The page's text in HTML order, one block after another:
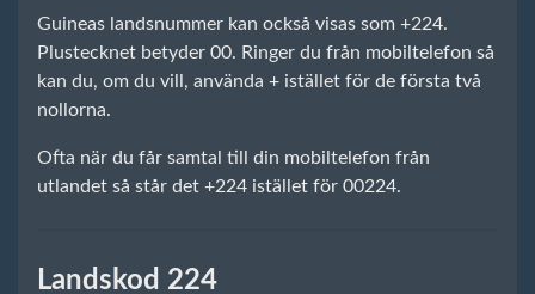
Guineas landsnummer kan också visas som +224.
Plustecknet betyder 00. Ringer du från mobiltelefon så
kan du, om du vill, använda + istället för de första två
nollorna.
Ofta när du får samtal till din mobiltelefon från
utlandet så står det +224 istället för 00224.
Landskod 224